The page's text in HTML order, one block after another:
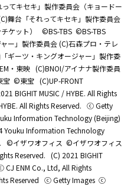
てキセキ」製作委員会（キョードー
舞台「それってキセキ」製作委員会
ケット）
©BS-TBS ©BS-TBS
ー」製作委員会 (C)石森プロ・テレ
ギーツ・キングオージャー」製作委
・東映 (C)BNOI/アイナナ製作委員
宝 ©東宝 (C)UP-FRONT
BIGHIT MUSIC / HYBE. All Rights
All Rights Reserved. ⓒ Getty
Information Technology (Beijing)
Youku Information Technology
©イザワオフィス ©イザワオフィス
Reserved. (C) 2021 BIGHIT
CJ ENM Co., Ltd, All Rights
Reserved ⓒ Getty Images ⓒ